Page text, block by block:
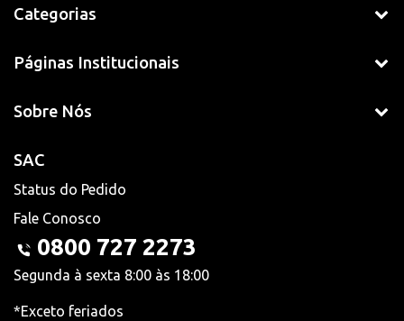
Categorias
Páginas Institucionais
Sobre Nós
SAC
Status do Pedido
Fale Conosco
0800 727 2273
Segunda à sexta 8:00 às 18:00
*Exceto feriados